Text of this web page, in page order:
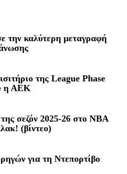
την καλύτερη μεταγραφή
της League Phase
η ΑΕΚ
σεζόν 2025-26 στο NBA
(βίντεο)
για τη Ντεπορτίβο